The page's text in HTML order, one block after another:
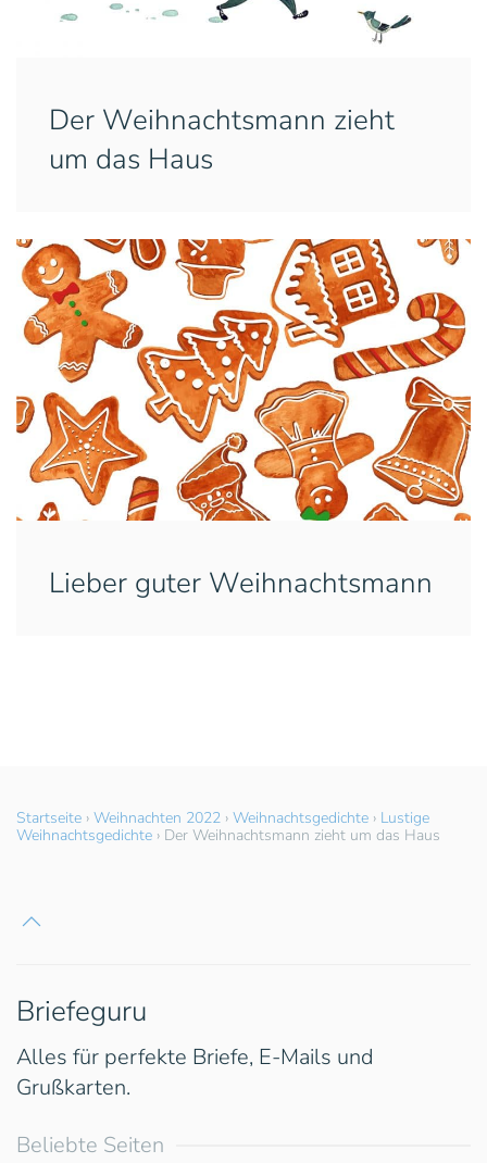
Der Weihnachtsmann zieht
um das Haus
Lieber guter Weihnachtsmann
Startseite › Weihnachten 2022 › Weihnachtsgedichte › Lustige
Weihnachtsgedichte › Der Weihnachtsmann zieht um das Haus
Briefeguru
Alles für perfekte Briefe, E-Mails und
Grußkarten.
Beliebte Seiten